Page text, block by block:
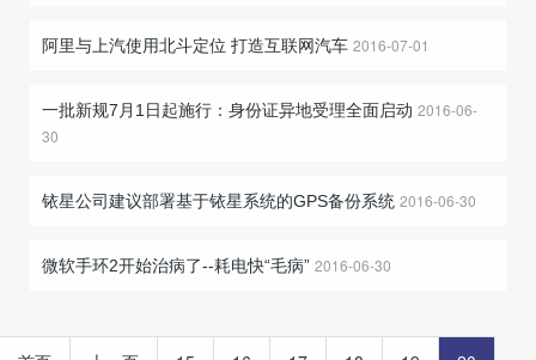
阿里与上汽使用北斗定位 打造互联网汽车 2016-07-01
一批新规7月1日起施行：身份证异地受理全面启动 2016-06-
30
铱星公司建议部署基于铱星系统的GPS备份系统 2016-06-30
微软手环2开始治病了--耗电快“毛病” 2016-06-30